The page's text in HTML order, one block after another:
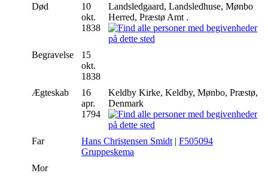
Død
10
okt.
1838
Landsledgaard, Landsledhuse, Mønbo
Herred, Præstø Amt .
Begravelse
15
okt.
1838
Ægteskab
16
apr.
1794
Keldby Kirke, Keldby, Mønbo, Præstø,
Denmark
Far Hans Christensen Smidt | F505094
Gruppeskema
Mor